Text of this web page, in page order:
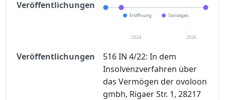
Veröffentlichungen
Eröffnung Sonstiges
2024 2026
Veröffentlichungen
516 IN 4/22: In dem
Insolvenzverfahren über
das Vermögen der ovoloon
gmbh, Rigaer Str. 1, 28217